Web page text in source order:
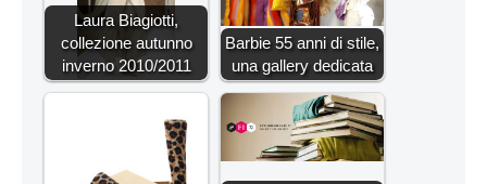
Laura Biagiotti,
collezione autunno
inverno 2010/2011
Barbie 55 anni di stile,
una gallery dedicata